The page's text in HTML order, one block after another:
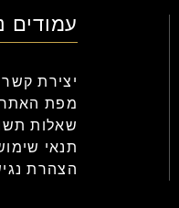
עמודים
יצירת קשר
מפת האתר
שאלות
תנאי
הצהרת